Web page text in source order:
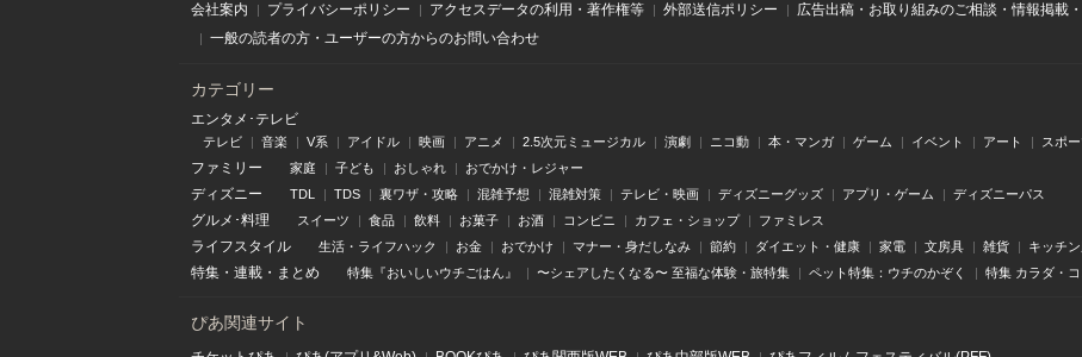
会社案内 プライバシーポリシー アクセスデータの利用・著作権等 外部送信ポリシー
広告出稿・お取り組みのご相談・情報掲載
一般の読者の方・ユーザーの方からのお問い合わせ
カテゴリー
エンタメ･テレビ
テレビ 音楽 V系 アイドル 映画 アニメ 2.5次元ミュージカル 演劇 ニコ動 本・マンガ ゲーム イベント アート スポ
ファミリー 家庭 子ども おしゃれ おでかけ・レジャー
ディズニー TDL TDS 裏ワザ・攻略 混雑予想 混雑対策 テレビ・映画 ディズニーグッズ アプリ・ゲーム ディズニーパス
グルメ･料理 スイーツ 食品 飲料 お菓子 お酒 コンビニ カフェ・ショップ ファミレス
ライフスタイル 生活・ライフハック お金 おでかけ マナー・身だしなみ 節約 ダイエット・健康 家電 文房具 雑貨 キッチ
特集 ・ 連載 ・ まとめ 特集『おいしいウチごはん』 〜シェアしたくなる〜 至福な体験・旅特集 ペット特集：ウチのかぞく 特集 カラダ・
ぴあ関連サイト